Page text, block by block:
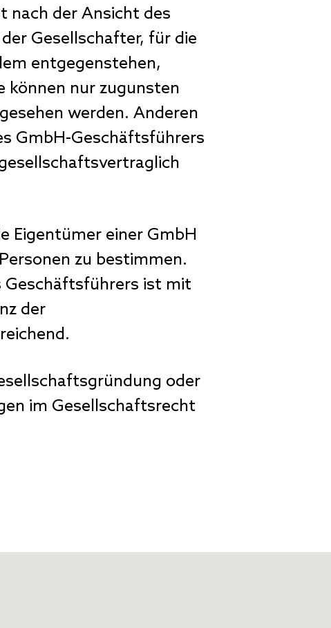
nach der Ansicht des
Gesellschafter, für die
entgegenstehen,
können nur zugunsten
werden. Anderen
GmbH-Geschäftsführers
Eigentümer einer GmbH
zu bestimmen.
Geschäftsführers ist mit
der
oder
im Gesellschaftsrecht